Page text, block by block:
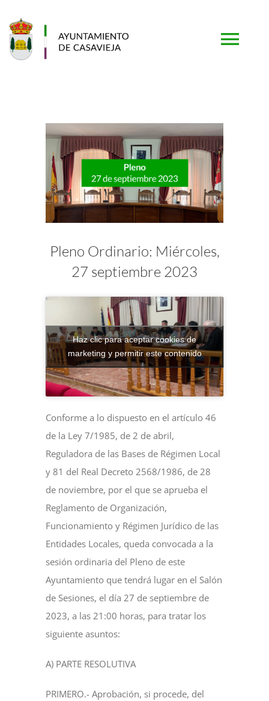
contenido
AYUNTAMIENTO
MUNICIPIO
SERVICIOS
NOTICIAS
ACTIVIDADES
MULTIMEDIA
SEDE ELECTRÓNICA
CONTACTO
Pleno Ordinario: Miércoles,
27 septiembre 2023
Haz clic para aceptar cookies de
marketing y permitir este contenido
Conforme a lo dispuesto en el artículo 46
de la Ley 7/1985, de 2 de abril,
Reguladora de las Bases de Régimen Local
y 81 del Real Decreto 2568/1986, de 28
de noviembre, por el que se aprueba el
Reglamento de Organización,
Funcionamiento y Régimen Jurídico de las
Entidades Locales, queda convocada a la
sesión ordinaria del Pleno de este
Ayuntamiento que tendrá lugar en el Salón
de Sesiones, el día 27 de septiembre de
2023, a las 21:00 horas, para tratar los
siguiente asuntos:
A) PARTE RESOLUTIVA
PRIMERO.- Aprobación, si procede, del